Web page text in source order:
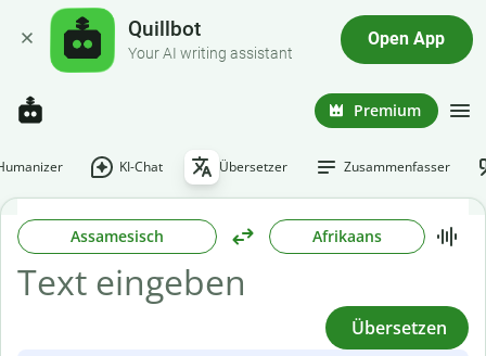
Quillbot
Your AI writing assistant
Open App
Premium
KI-Chat Übersetzer Zusammenfasser
Assamesisch Afrikaans
Übersetzen